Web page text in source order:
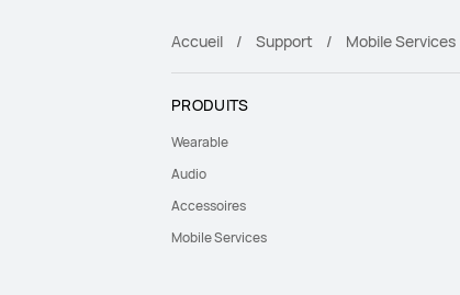
Accueil Support Mobile Services
PRODUITS
Wearable
Audio
Accessoires
Mobile Services